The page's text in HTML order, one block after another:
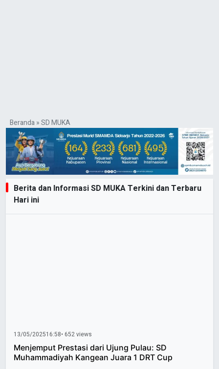
Beranda»SD MUKA
Berita dan Informasi SD MUKA Terkini dan Terbaru
Hari ini
13/05/202516:58• 652 views
Menjemput Prestasi dari Ujung Pulau: SD
Muhammadiyah Kangean Juara 1 DRT Cup